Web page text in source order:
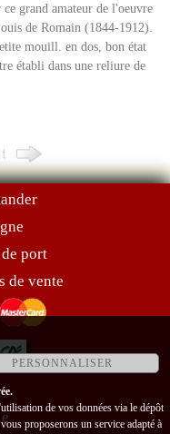
grand amateur de l'oeuvre
de Romain (1844-1912).
mouill. en dos, bon état
établi dans une reliure de
port
de vente
PERSONNALISER
de vos données via le dépôt
proposerons un service adapté à